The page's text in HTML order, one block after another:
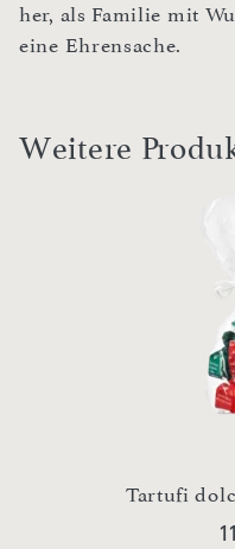
her, als Familie mit
eine Ehrensache.
Weitere
Tartufi